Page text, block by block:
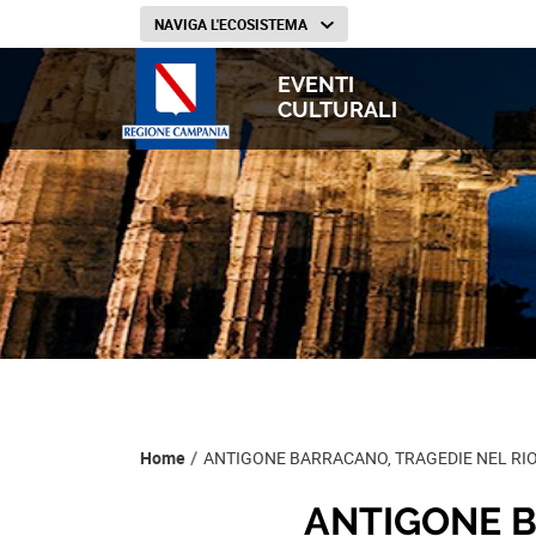
NAVIGA L'ECOSISTEMA
EVENTI
CULTURALI
Percorso di
Home ANTIGONE BARRACANO, TRAGEDIE NEL
ANTIGONE